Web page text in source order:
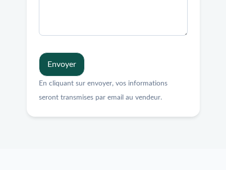
Envoyer
En cliquant sur envoyer, vos informations
seront transmises par email au vendeur.